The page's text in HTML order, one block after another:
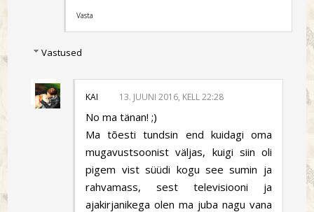
Vasta
Vastused
KAI 13. JUUNI 2016, KELL 22:28
No ma tänan! ;)
Ma tõesti tundsin end kuidagi oma
mugavustsoonist väljas, kuigi siin oli
pigem vist süüdi kogu see sumin ja
rahvamass, sest televisiooni ja
ajakirjanikega olen ma juba nagu vana